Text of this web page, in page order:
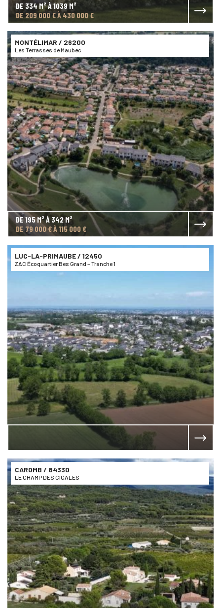
DE 334 M² À 1039 M²
DE 209 000 € À 430 000 €
MONTÉLIMAR / 26200
Les Terrasses de Maubec
DE 195 M² À 342 M²
DE 79 000 € À 115 000 €
LUC-LA-PRIMAUBE/ 12450
ZAC Écoquartier Bes Grand – Tranche 1
CAROMB / 84330
LE CHAMP DES CIGALES